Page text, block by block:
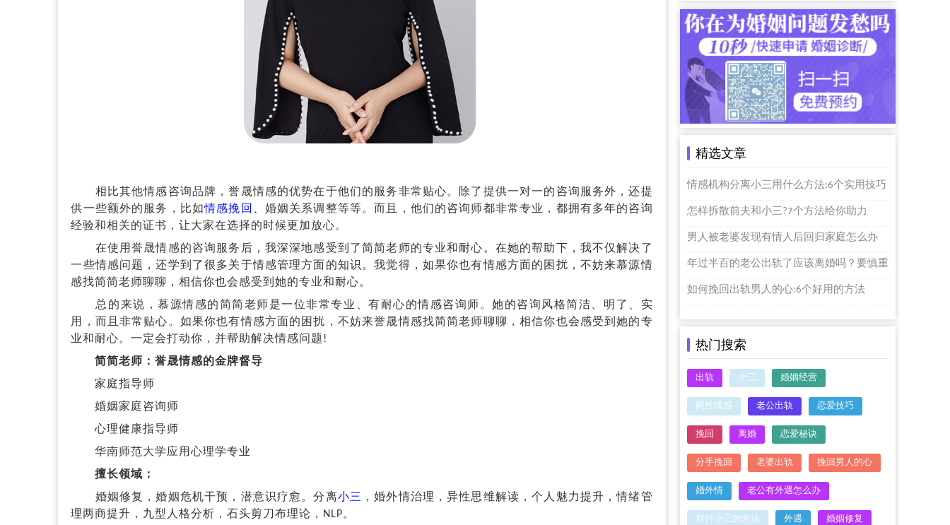
相比其他情感咨询品牌，誉晟情感的优势在于他们的服务非常贴心。除了提供一对一的咨询服务外，还提
供一些额外的服务，比如情感挽回 、婚姻关系调整等等。而且，他们的咨询师都非常专业，都拥有多年的咨询
经验和相关的证书，让大家在选择的时候更加放心。
在使用誉晟情感的咨询服务后，我深深地感受到了简简老师的专业和耐心。在她的帮助下，我不仅解决了
一些情感问题，还学到了很多关于情感管理方面的知识。我觉得，如果你也有情感方面的困扰，不妨来慕源情
感找简简老师聊聊，相信你也会感受到她的专业和耐心。
总的来说，慕源情感的简简老师是一位非常专业、有耐心的情感咨询师。她的咨询风格简洁、明了、实
用，而且非常贴心。如果你也有情感方面的困扰，不妨来誉晟情感找简简老师聊聊，相信你也会感受到她的专
业和耐心。一定会打动你，并帮助解决情感问题!
简简老师：誉晟情感的金牌督导
家庭指导师
婚姻家庭咨询师
心理健康指导师
华南师范大学应用心理学专业
擅长领域：
婚姻修复，婚姻危机干预，潜意识疗愈。分离小三 ，婚外情治理，异性思维解读，个人魅力提升，情绪管
理两商提升，九型人格分析，石头剪刀布理论，NLP。
精选文章
情感机构分离小三用什么方法:6个实用技巧
怎样拆散前夫和小三?7个方法给你助力
男人被老婆发现有情人后回归家庭怎么办
年过半百的老公出轨了应该离婚吗？要慎重
如何挽回出轨男人的心:6个好用的方法
热门搜索
出轨 小三 婚姻经营
两性情感 老公出轨 恋爱技巧
挽回 离婚 恋爱秘诀
分手挽回 老婆出轨 挽回男人的心
婚外情 老公有外遇怎么办
对付小三的方法 外遇 婚姻修复